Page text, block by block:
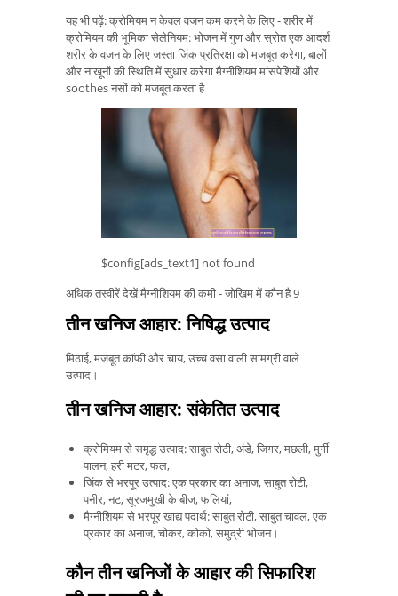
यह भी पढ़ें: क्रोमियम न केवल वजन कम करने के लिए - शरीर में
क्रोमियम की भूमिका सेलेनियम: भोजन में गुण और स्रोत एक आदर्श
शरीर के वजन के लिए जस्ता जिंक प्रतिरक्षा को मजबूत करेगा, बालों
और नाखूनों की स्थिति में सुधार करेगा मैग्नीशियम मांसपेशियों और
soothes नसों को मजबूत करता है
$config[ads_text1] not found
अधिक तस्वीरें देखें मैग्नीशियम की कमी - जोखिम में कौन है9
तीन खनिज आहार: निषिद्ध उत्पाद
मिठाई, मजबूत कॉफी और चाय, उच्च वसा वाली सामग्री वाले
उत्पाद।
तीन खनिज आहार: संकेतित उत्पाद
क्रोमियम से समृद्ध उत्पाद: साबुत रोटी, अंडे, जिगर, मछली, मुर्गी
पालन, हरी मटर, फल,
जिंक से भरपूर उत्पाद: एक प्रकार का अनाज, साबुत रोटी,
पनीर, नट, सूरजमुखी के बीज, फलियां,
मैग्नीशियम से भरपूर खाद्य पदार्थ: साबुत रोटी, साबुत चावल, एक
प्रकार का अनाज, चोकर, कोको, समुद्री भोजन।
कौन तीन खनिजों के आहार की सिफारिश